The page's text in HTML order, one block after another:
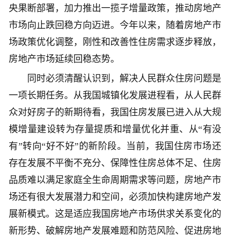
央果断部署，加力推出一揽子增量政策，推动房地产
市场向止跌回稳方向迈进。今年以来，随着房地产市
场政策优化调整，刚性和改善性住房需求逐步释放，
房地产市场延续回稳态势。
同时必须清醒认识到，解决人民群众住房问题是
一项长期任务。从我国城镇化发展进程看，从人民群
众对好房子的新期待看，我国住房发展已进入从大规
模增量建设转为存量提质和增量优化并重、从“有没
有”转向“好不好”的新阶段。当前，我国住房市场还
存在发展不平衡不充分、保障性住房总体不足、住房
品质难以满足家庭全生命周期需求等问题，房地产市
场还有很大发展潜力和空间，必须加快构建房地产发
展新模式。这是适应我国房地产市场供求关系变化的
新形势、破解房地产发展难题和防范风险、促进房地